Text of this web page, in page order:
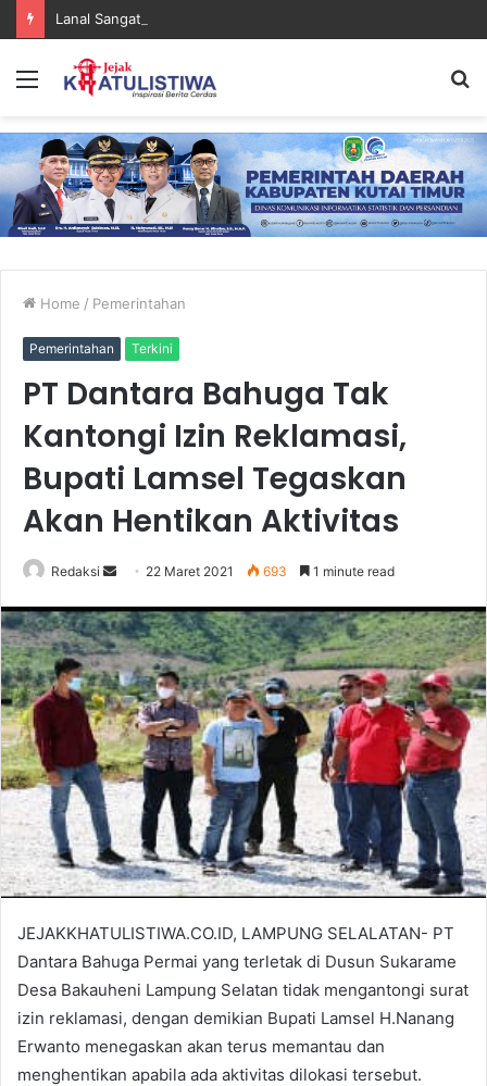
Menu
Home / Pemerintahan
Pemerintahan Terkini
PT Dantara Bahuga Tak
Kantongi Izin Reklamasi,
Bupati Lamsel Tegaskan
Akan Hentikan Aktivitas
Redaksi
Send
email
22 Maret 2021 693 1 minute read
JEJAKKHATULISTIWA.CO.ID, LAMPUNG SELALATAN- PT
Dantara Bahuga Permai yang terletak di Dusun Sukarame
Desa Bakauheni Lampung Selatan tidak mengantongi surat
izin reklamasi, dengan demikian Bupati Lamsel H.Nanang
Erwanto menegaskan akan terus memantau dan
menghentikan apabila ada aktivitas dilokasi tersebut.